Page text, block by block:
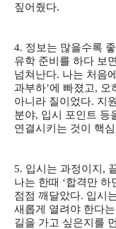
짚어줬다.
4. 정보는 많을수록
유학 준비를 하다 보
넘쳐난다. 나는 처음
과부하’에 빠졌고, 오
아니라 질이었다. 지
분야, 입시 포인트 등
연결시키는 것이 핵
5. 입시는 과정이지,
나는 한때 ‘합격만
점점 깨달았다. 입시
새롭게 열려야 한다
길을 가고 싶은지를